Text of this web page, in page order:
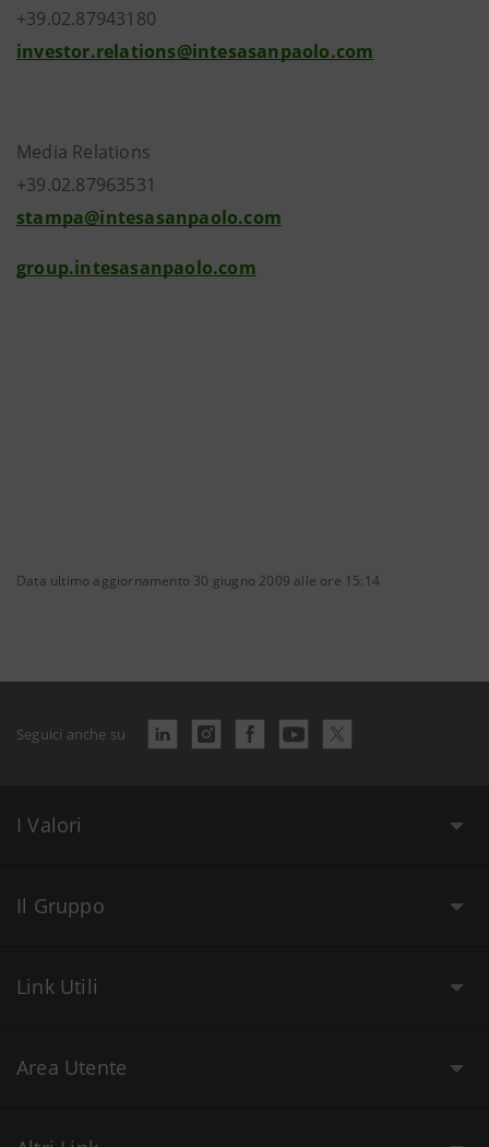
+39.02.87943180
investor.relations@intesasanpaolo.com
Media Relations
+39.02.87963531
stampa@intesasanpaolo.com
group.intesasanpaolo.com
Data ultimo aggiornamento 30 giugno 2009 alle ore 15:14
Seguici anche su
I Valori
Il Gruppo
Link Utili
Area Utente